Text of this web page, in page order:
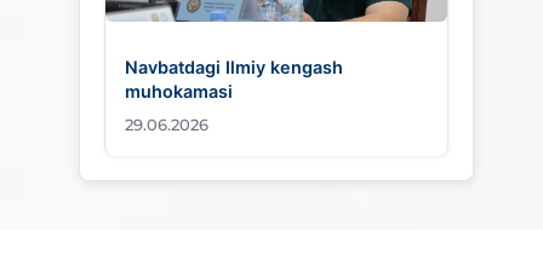
Navbatdagi Ilmiy kengash
muhokamasi
29.06.2026